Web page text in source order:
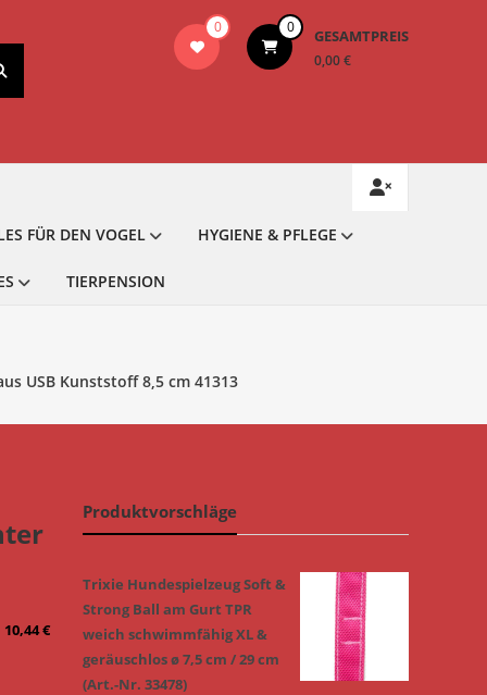
0 0 GESAMTPREIS
0,00 €
FÜR DEN VOGEL HYGIENE & PFLEGE
TIERPENSION
USB Kunststoff 8,5 cm 41313
10,44€
Produktvorschläge
Trixie Hundespielzeug Soft &
Strong Ball am Gurt TPR
weich schwimmfähig XL &
geräuschlos ø 7,5 cm / 29 cm
(Art.-Nr. 33478)